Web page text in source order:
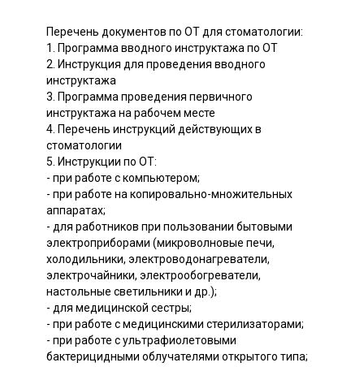
Перечень документов по ОТ для стоматологии:
1. Программа вводного инструктажа по ОТ
2. Инструкция для проведения вводного
инструктажа
3. Программа проведения первичного
инструктажа на рабочем месте
4. Перечень инструкций действующих в
стоматологии
5. Инструкции по ОТ:
- при работе с компьютером;
- при работе на копировально-множительных
аппаратах;
- для работников при пользовании бытовыми
электроприборами (микроволновые печи,
холодильники, электроводонагреватели,
электрочайники, электрообогреватели,
настольные светильники и др.);
- для медицинской сестры;
- при работе с медицинскими стерилизаторами;
- при работе с ультрафиолетовыми
бактерицидными облучателями открытого типа;